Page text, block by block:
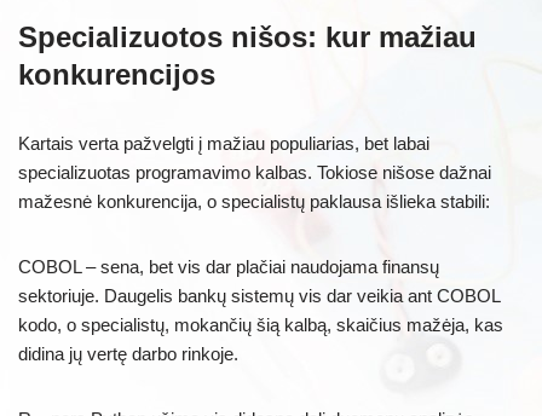
Specializuotos nišos: kur mažiau
konkurencijos
Kartais verta pažvelgti į mažiau populiarias, bet labai
specializuotas programavimo kalbas. Tokiose nišose dažnai
mažesnė konkurencija, o specialistų paklausa išlieka stabili:
COBOL – sena, bet vis dar plačiai naudojama finansų
sektoriuje. Daugelis bankų sistemų vis dar veikia ant COBOL
kodo, o specialistų, mokančių šią kalbą, skaičius mažėja, kas
didina jų vertę darbo rinkoje.